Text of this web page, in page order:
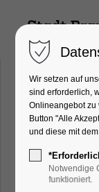
Weg"
Ausstellung,
Mitmach-
Wir setzen auf
sind erforderlich,
Onlineangebot
Button "Alle
und diese mit
Notwendige
funktioniert.